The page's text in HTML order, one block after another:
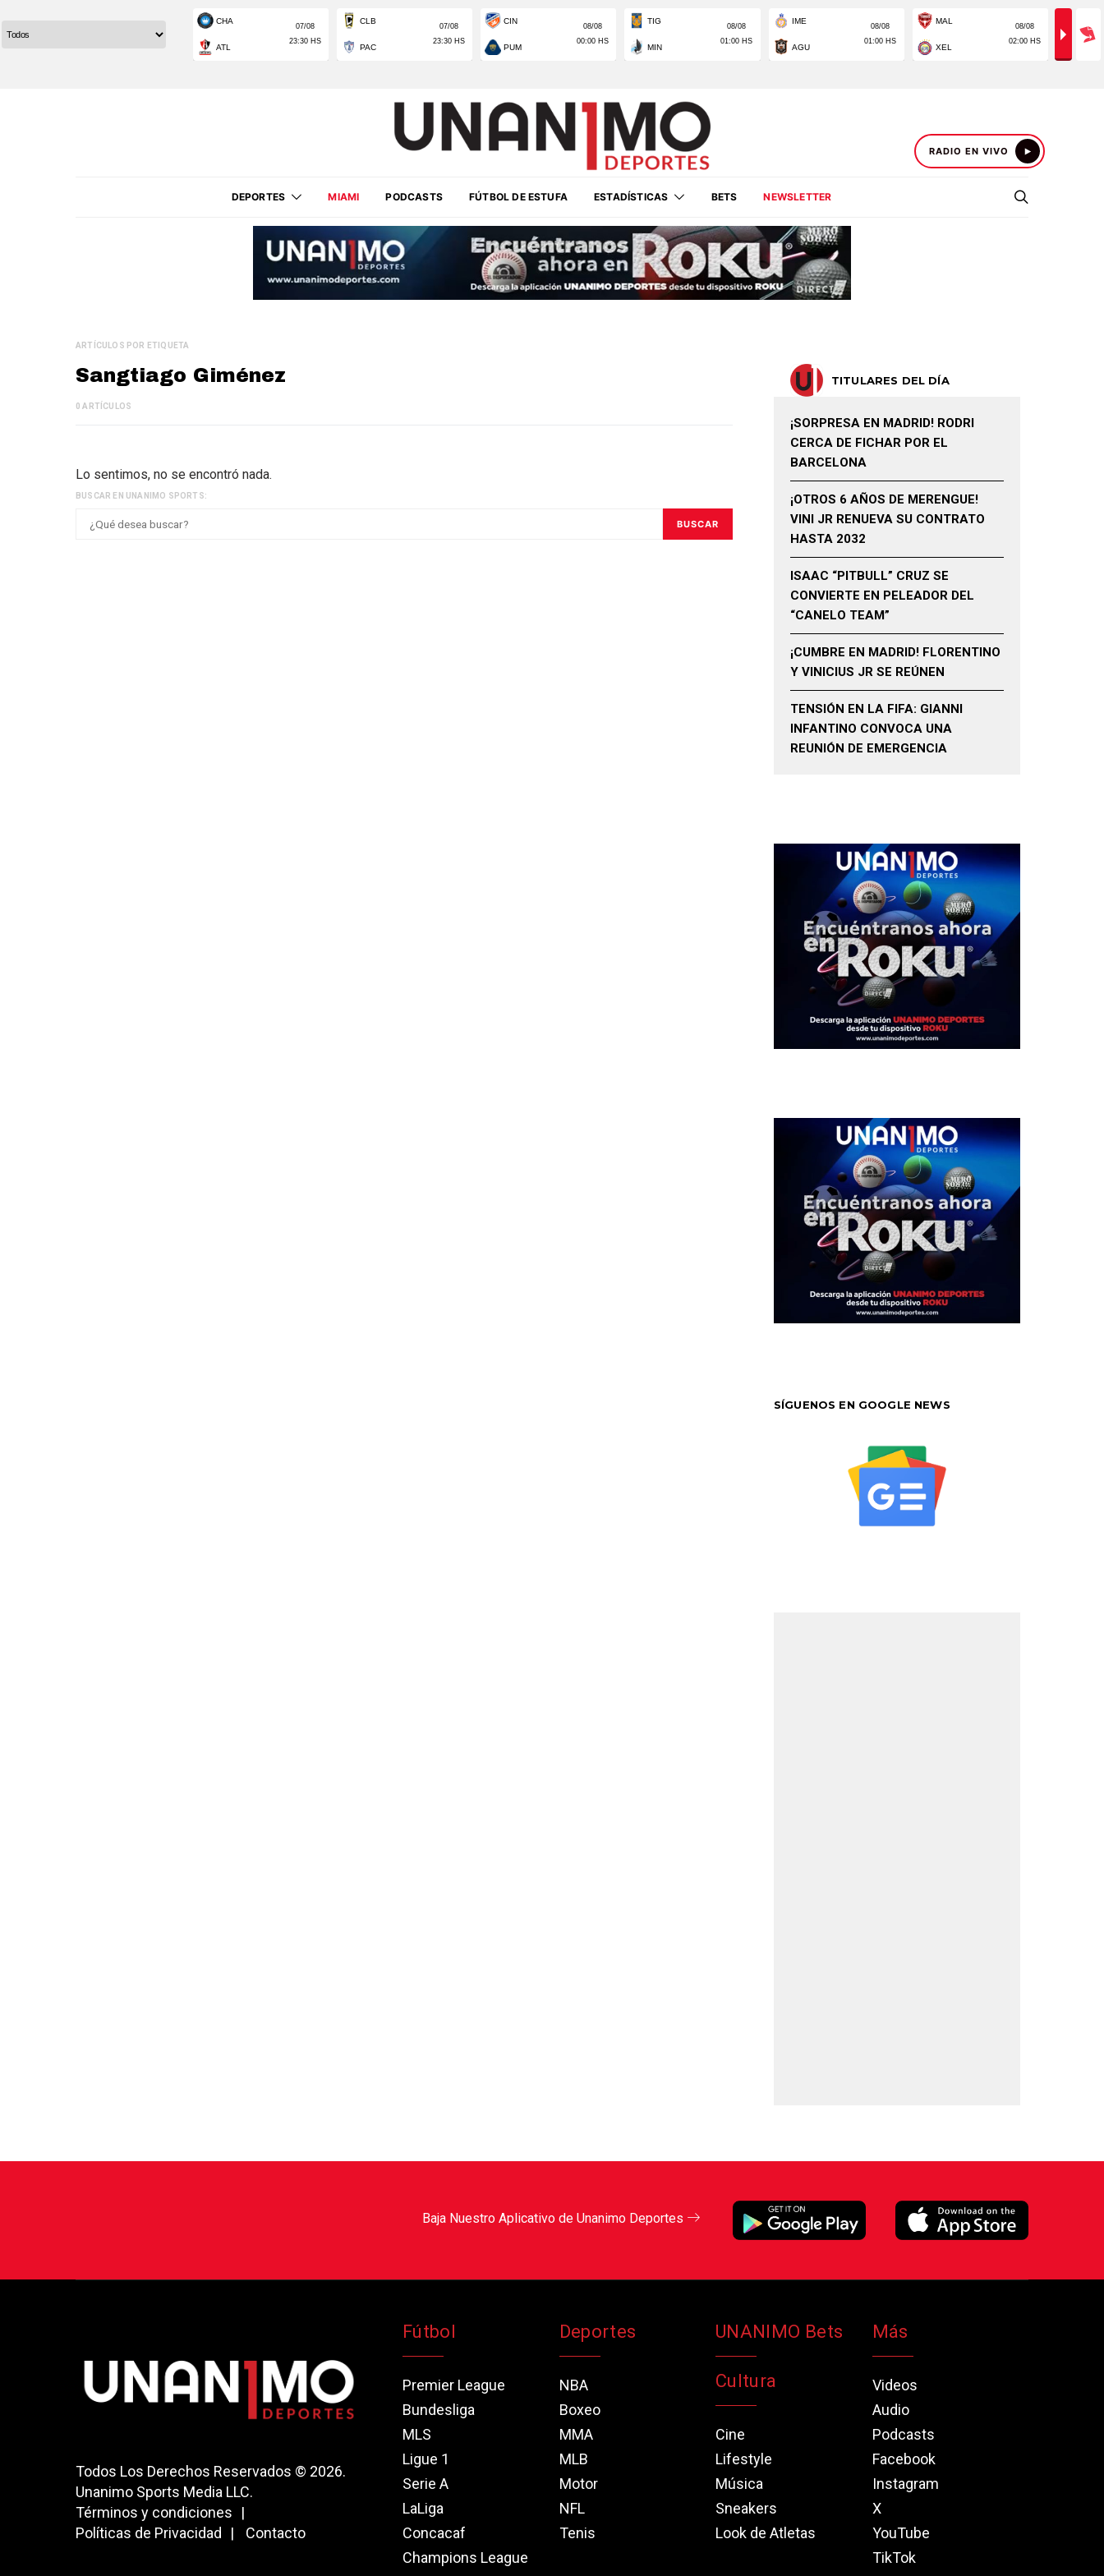
RADIO EN VIVO
DEPORTES MIAMI PODCASTS FÚTBOL DE ESTUFA ESTADÍSTICAS BETS NEWSLETTER
ARTÍCULOS POR ETIQUETA
Sangtiago Giménez
0 ARTÍCULOS
Lo sentimos, no se encontró nada.
BUSCAR EN UNANIMO SPORTS:
BUSCAR
TITULARES DEL DÍA
¡SORPRESA EN MADRID! RODRI
CERCA DE FICHAR POR EL
BARCELONA
¡OTROS 6 AÑOS DE MERENGUE!
VINI JR RENUEVA SU CONTRATO
HASTA 2032
ISAAC “PITBULL” CRUZ SE
CONVIERTE EN PELEADOR DEL
“CANELO TEAM”
¡CUMBRE EN MADRID! FLORENTINO
Y VINICIUS JR SE REÚNEN
TENSIÓN EN LA FIFA: GIANNI
INFANTINO CONVOCA UNA
REUNIÓN DE EMERGENCIA
SÍGUENOS EN GOOGLE NEWS
Baja Nuestro Aplicativo de Unanimo Deportes
Todos Los Derechos Reservados © 2026.
Unanimo Sports Media LLC.
Términos y condiciones
Políticas de Privacidad
Contacto
Fútbol
Premier League
Bundesliga
MLS
Ligue 1
Serie A
LaLiga
Concacaf
Champions League
Deportes
NBA
Boxeo
MMA
MLB
Motor
NFL
Tenis
UNANIMO Bets
Cultura
Cine
Lifestyle
Música
Sneakers
Look de Atletas
Más
Videos
Audio
Podcasts
Facebook
Instagram
X
YouTube
TikTok